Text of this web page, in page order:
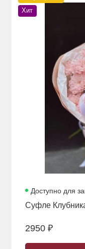
Хит
Доступно для
Суфле
оформлении
2950 ₽